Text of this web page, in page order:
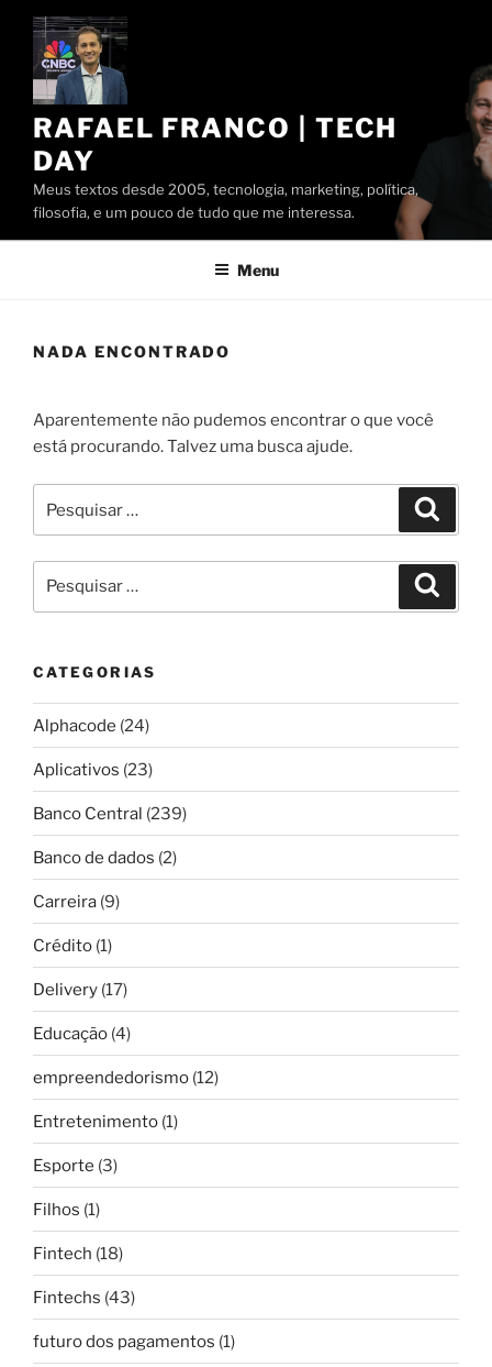
Pular
conteúdo
RAFAEL FRANCO | TECH
DAY
Meus textos desde 2005, tecnologia, marketing, política,
filosofia, e um pouco de tudo que me interessa.
Menu
NADA ENCONTRADO
Aparentemente não pudemos encontrar o que você
está procurando. Talvez uma busca ajude.
por:
por:
CATEGORIAS
Alphacode (24)
Aplicativos (23)
Banco Central (239)
Banco de dados (2)
Carreira (9)
Crédito (1)
Delivery (17)
Educação (4)
empreendedorismo (12)
Entretenimento (1)
Esporte (3)
Filhos (1)
Fintech (18)
Fintechs (43)
futuro dos pagamentos (1)